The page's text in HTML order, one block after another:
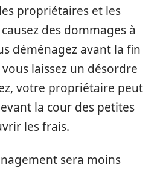
propriétaires et les
des dommages à
déménagez avant la fin
laissez un désordre
votre propriétaire peut
la cour des petites
les frais.
sera moins